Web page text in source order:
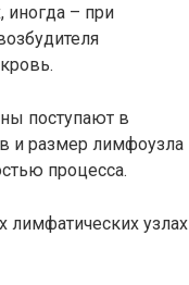
иногда – при
поступают в
и размер лимфоузла
процесса.
лимфатических узлах